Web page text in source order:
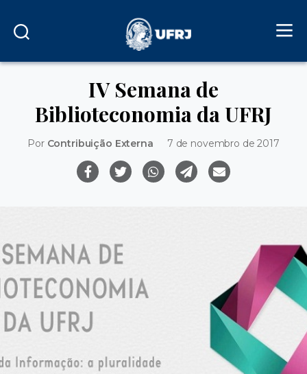
IV Semana de
Biblioteconomia da UFRJ
Por Contribuição Externa 7 de novembro de 2017